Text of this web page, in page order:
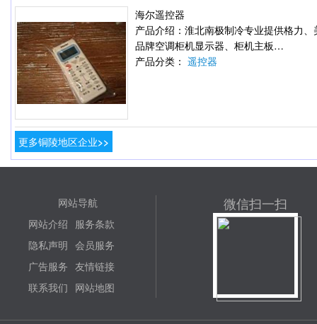
海尔遥控器
产品介绍：淮北南极制冷专业提供格力、
品牌空调柜机显示器、柜机主板…
产品分类： 遥控器
更多铜陵地区企业>>
网站导航
网站介绍 服务条款
隐私声明 会员服务
广告服务 友情链接
联系我们 网站地图
微信扫一扫